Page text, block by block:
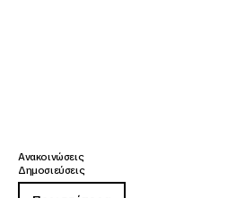
Ανακοινώσεις
Δημοσιεύσεις